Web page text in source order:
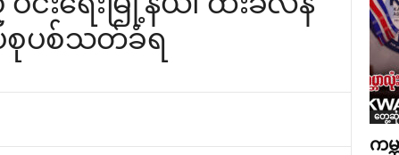
ပ်စုပစ်သတ်ခံရ
တွေ့ဆုံမ
ကမ္